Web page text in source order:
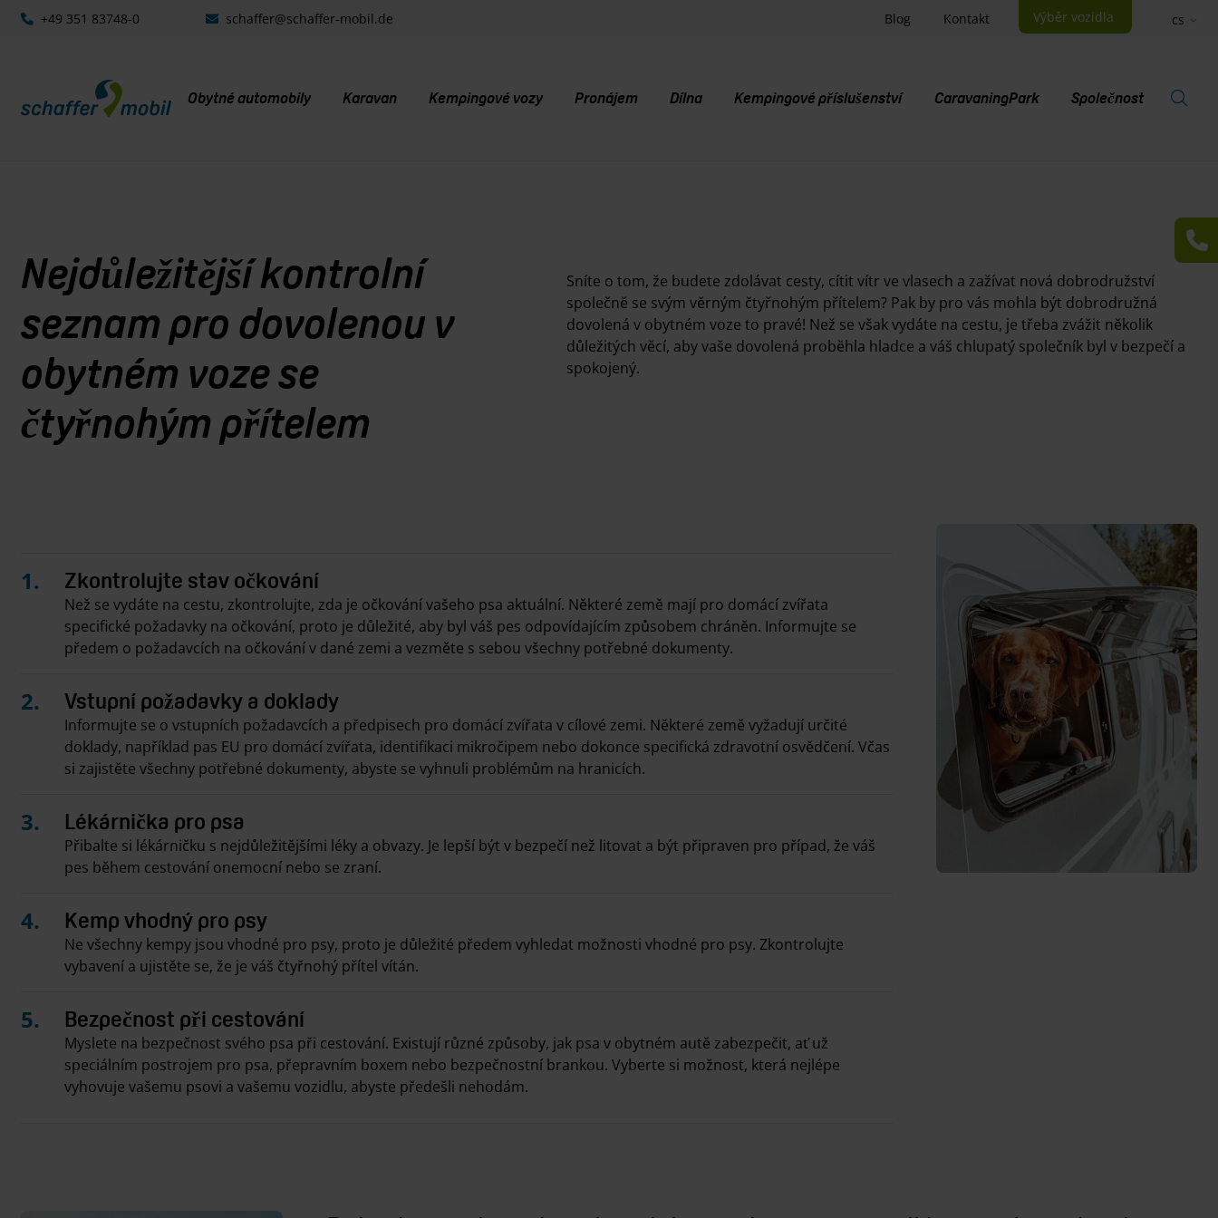
+49 351 83748-0 schaffer@schaffer-mobil.de Blog Kontakt Výběr vozidla cs
Obytné automobily Karavan Kempingové vozy Pronájem Dílna Kempingové příslušenství CaravaningPark Společnost
Nejdůležitější kontrolní
seznam pro dovolenou v
obytném voze se
čtyřnohým přítelem
Sníte o tom, že budete zdolávat cesty, cítit vítr ve vlasech a zažívat nová dobrodružství
společně se svým věrným čtyřnohým přítelem? Pak by pro vás mohla být dobrodružná
dovolená v obytném voze to pravé! Než se však vydáte na cestu, je třeba zvážit několik
důležitých věcí, aby vaše dovolená proběhla hladce a váš chlupatý společník byl v bezpečí a
spokojený.
Zkontrolujte stav očkování
Než se vydáte na cestu, zkontrolujte, zda je očkování vašeho psa aktuální. Některé země mají pro domácí zvířata
specifické požadavky na očkování, proto je důležité, aby byl váš pes odpovídajícím způsobem chráněn. Informujte se
předem o požadavcích na očkování v dané zemi a vezměte s sebou všechny potřebné dokumenty.
Vstupní požadavky a doklady
Informujte se o vstupních požadavcích a předpisech pro domácí zvířata v cílové zemi. Některé země vyžadují určité
doklady, například pas EU pro domácí zvířata, identifikaci mikročipem nebo dokonce specifická zdravotní osvědčení. Včas
si zajistěte všechny potřebné dokumenty, abyste se vyhnuli problémům na hranicích.
Lékárnička pro psa
Přibalte si lékárničku s nejdůležitějšími léky a obvazy. Je lepší být v bezpečí než litovat a být připraven pro případ, že váš
pes během cestování onemocní nebo se zraní.
Kemp vhodný pro psy
Ne všechny kempy jsou vhodné pro psy, proto je důležité předem vyhledat možnosti vhodné pro psy. Zkontrolujte
vybavení a ujistěte se, že je váš čtyřnohý přítel vítán.
Bezpečnost při cestování
Myslete na bezpečnost svého psa při cestování. Existují různé způsoby, jak psa v obytném autě zabezpečit, ať už
speciálním postrojem pro psa, přepravním boxem nebo bezpečnostní brankou. Vyberte si možnost, která nejlépe
vyhovuje vašemu psovi a vašemu vozidlu, abyste předešli nehodám.